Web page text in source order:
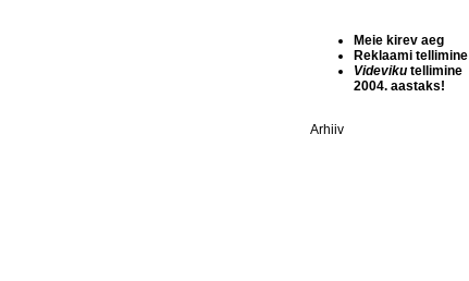
Meie kirev aeg
Reklaami tellimine
Videviku tellimine
2004. aastaks!
Arhiiv